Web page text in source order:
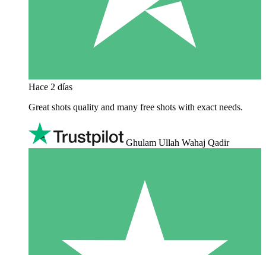
Hace 2 días
Great shots quality and many free shots with exact needs.
Ghulam Ullah Wahaj Qadir